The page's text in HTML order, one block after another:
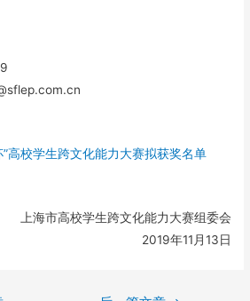
”高校学生跨文化能力大赛拟获奖名单
上海市高校学生跨文化能力大赛组委会
2019年11月13日